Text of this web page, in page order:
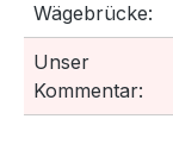
Wägebrücke:
Unser
Kommentar: